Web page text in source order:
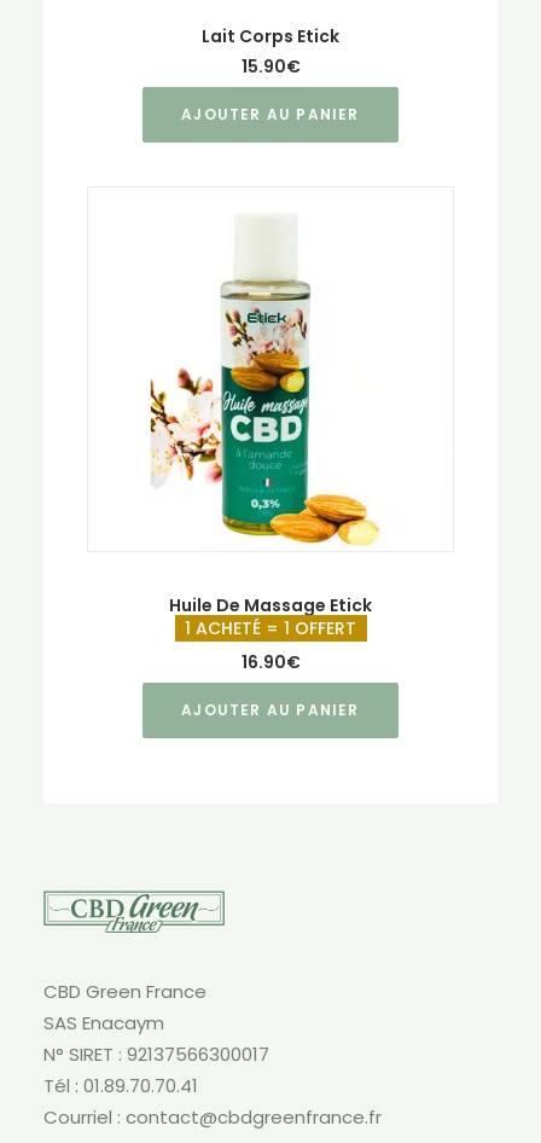
Lait Corps Etick
15.90€
AJOUTER AU PANIER
Huile De Massage Etick
1 ACHETÉ = 1 OFFERT
16.90€
AJOUTER AU PANIER
CBD Green France
SAS Enacaym
N° SIRET : 92137566300017
Tél : 01.89.70.70.41
Courriel : contact@cbdgreenfrance.fr